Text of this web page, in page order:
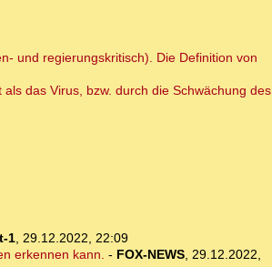
und regierungskritisch). Die Definition von
das Virus, bzw. durch die Schwächung des
1, 29.12.2022, 22:09
erkennen kann. - FOX-NEWS, 29.12.2022,